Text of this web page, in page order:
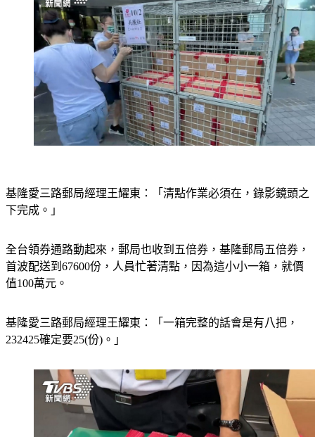
基隆愛三路郵局經理王耀東：「清點作業必須在，錄影鏡頭之
全台領券通路動起來，郵局也收到五倍券，基隆郵局五倍券，
首波配送到67600份，人員忙著清點，因為這小小一箱，就價
基隆愛三路郵局經理王耀東：「一箱完整的話會是有八把，